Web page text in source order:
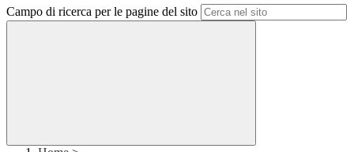
Campo di ricerca per le pagine del sito